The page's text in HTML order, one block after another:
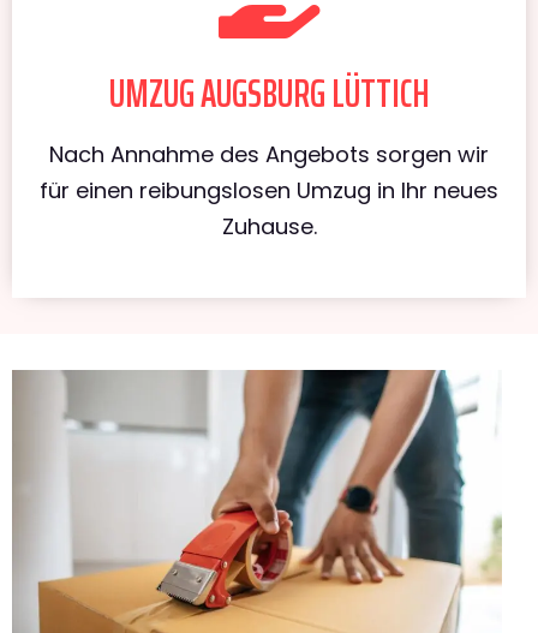
UMZUG AUGSBURG LÜTTICH
Nach Annahme des Angebots sorgen wir
für einen reibungslosen Umzug in Ihr neues
Zuhause.